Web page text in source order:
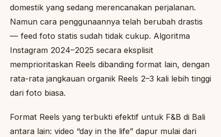
domestik yang sedang merencanakan perjalanan.
Namun cara penggunaannya telah berubah drastis
— feed foto statis sudah tidak cukup. Algoritma
Instagram 2024–2025 secara eksplisit
memprioritaskan Reels dibanding format lain, dengan
rata-rata jangkauan organik Reels 2–3 kali lebih tinggi
dari foto biasa.
Format Reels yang terbukti efektif untuk F&B di Bali
antara lain: video “day in the life” dapur mulai dari